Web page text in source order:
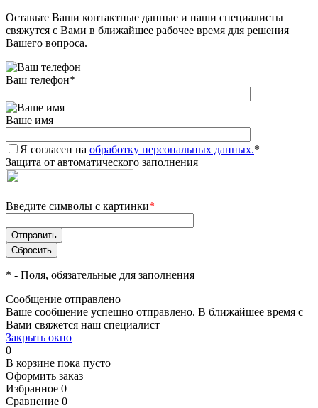
Оставьте Ваши контактные данные и наши специалисты
свяжутся с Вами в ближайшее рабочее время для решения
Вашего вопроса.
Ваш телефон*
Ваше имя
Я согласен на обработку персональных данных.*
Защита от автоматического заполнения
Введите символы с картинки*
* - Поля, обязательные для заполнения
Сообщение отправлено
Ваше сообщение успешно отправлено. В ближайшее время с
Вами свяжется наш специалист
Закрыть окно
0
В корзине пока пусто
Оформить заказ
Избранное 0
Сравнение 0